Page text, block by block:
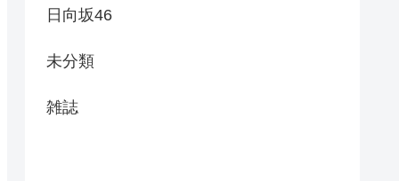
日向坂46
未分類
雑誌